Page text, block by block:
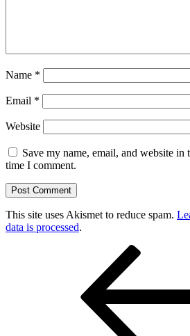
Name *
Email *
Website
Save my name, email, and website
time I comment.
This site uses Akismet to reduce spam.
data is processed.